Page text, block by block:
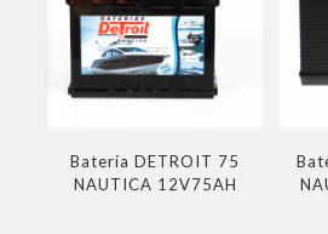
Batería DETROIT 75
NAUTICA 12V75AH